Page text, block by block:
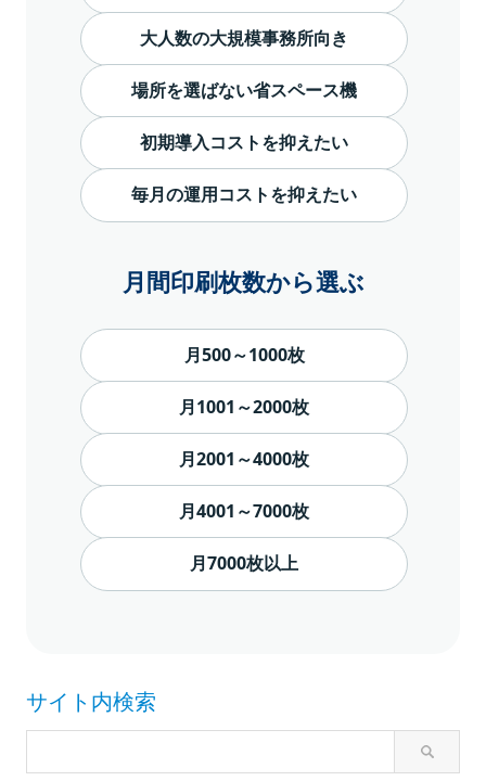
大人数の大規模事務所向き
場所を選ばない省スペース機
初期導入コストを抑えたい
毎月の運用コストを抑えたい
月間印刷枚数から選ぶ
月500～1000枚
月1001～2000枚
月2001～4000枚
月4001～7000枚
月7000枚以上
サイト内検索